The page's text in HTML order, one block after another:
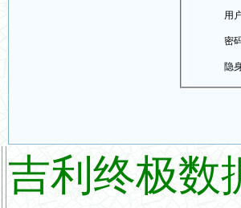
用
密
隐
吉利终极数